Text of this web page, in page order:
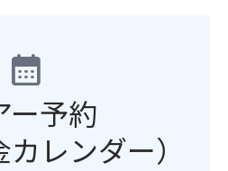
calendar_month
ー予約
カレンダー）